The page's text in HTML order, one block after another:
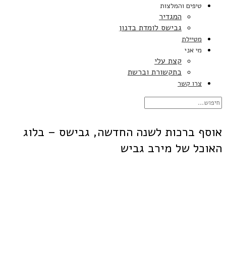
טיפים והמלצות
המגדיר
גבישס לומדת בדנון
מטיילת
מי אני
קצת עלי
בתקשורת וברשת
צרו קשר
אוסף ברכות לשנה החדשה, גבישס – בלוג
האוכל של מירב גביש